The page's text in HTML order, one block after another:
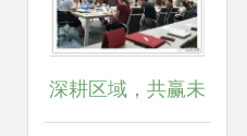
深耕区域，共赢未